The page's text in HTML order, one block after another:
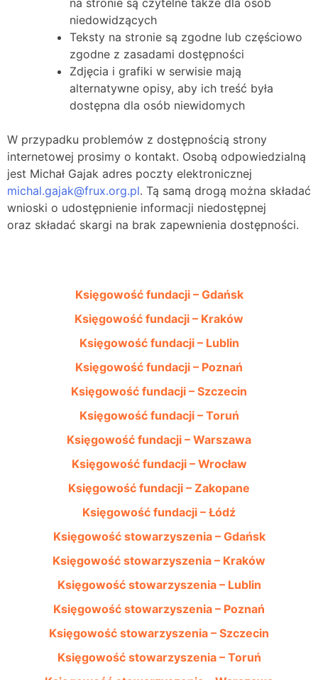
na stronie są czytelne także dla osób
niedowidzących
Teksty na stronie są zgodne lub częściowo
zgodne z zasadami dostępności
Zdjęcia i grafiki w serwisie mają
alternatywne opisy, aby ich treść była
dostępna dla osób niewidomych
W przypadku problemów z dostępnością strony
internetowej prosimy o kontakt. Osobą odpowiedzialną
jest Michał Gajak adres poczty elektronicznej
michal.gajak@frux.org.pl. Tą samą drogą można składać
wnioski o udostępnienie informacji niedostępnej
oraz składać skargi na brak zapewnienia dostępności.
Księgowość fundacji – Gdańsk
Księgowość fundacji – Kraków
Księgowość fundacji – Lublin
Księgowość fundacji – Poznań
Księgowość fundacji – Szczecin
Księgowość fundacji – Toruń
Księgowość fundacji – Warszawa
Księgowość fundacji – Wrocław
Księgowość fundacji – Zakopane
Księgowość fundacji – Łódź
Księgowość stowarzyszenia – Gdańsk
Księgowość stowarzyszenia – Kraków
Księgowość stowarzyszenia – Lublin
Księgowość stowarzyszenia – Poznań
Księgowość stowarzyszenia – Szczecin
Księgowość stowarzyszenia – Toruń